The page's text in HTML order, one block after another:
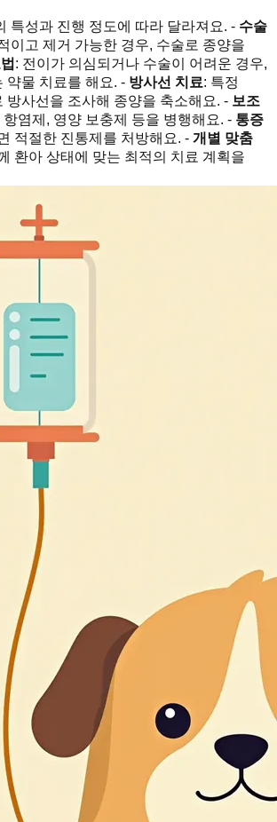
특성과 진행 정도에 따라 달라져요. - 수술
이고 제거 가능한 경우, 수술로 종양을
: 전이가 의심되거나 수술이 어려운 경우,
약물 치료를 해요. - 방사선 치료: 특정
방사선을 조사해 종양을 축소해요. - 보조
항염제, 영양 보충제 등을 병행해요. - 통증
적절한 진통제를 처방해요. - 개별 맞춤
환아 상태에 맞는 최적의 치료 계획을